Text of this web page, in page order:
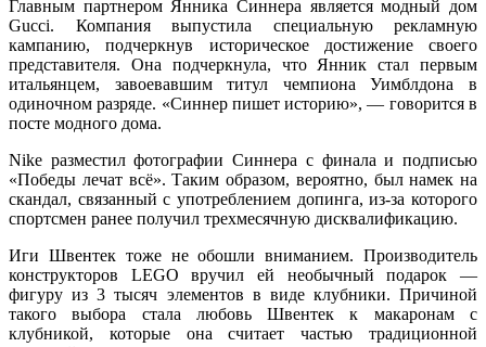
Главным партнером Янника Синнера является модный дом
Gucci. Компания выпустила специальную рекламную
кампанию, подчеркнув историческое достижение своего
представителя. Она подчеркнула, что Янник стал первым
итальянцем, завоевавшим титул чемпиона Уимблдона в
одиночном разряде. «Синнер пишет историю», — говорится в
посте модного дома.
Nike разместил фотографии Синнера с финала и подписью
«Победы лечат всё». Таким образом, вероятно, был намек на
скандал, связанный с употреблением допинга, из-за которого
спортсмен ранее получил трехмесячную дисквалификацию.
Иги Швентек тоже не обошли вниманием. Производитель
конструкторов LEGO
вручил ей необычный подарок —
фигуру из 3 тысяч элементов в виде клубники. Причиной
такого выбора стала любовь Швентек к макаронам с
клубникой, которые она считает частью традиционной